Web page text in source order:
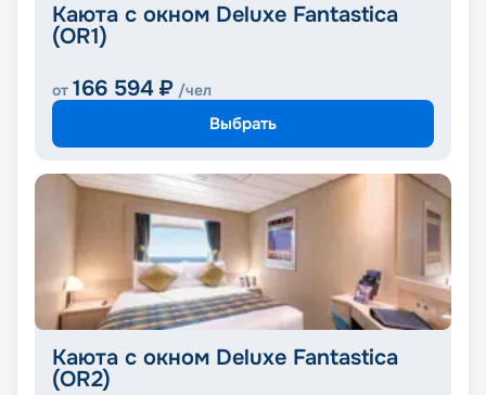
Каюта с окном Deluxe Fantastica
(OR1)
от 166 594 ₽ /чел
Выбрать
Каюта с окном Deluxe Fantastica
(OR2)